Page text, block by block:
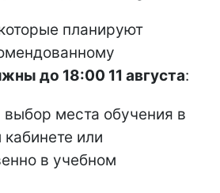
планируют
до 18:00 11 августа:
выбор места обучения в
или
в учебном